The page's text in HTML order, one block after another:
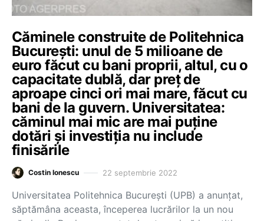
Căminele construite de Politehnica
București: unul de 5 milioane de
euro făcut cu bani proprii, altul, cu o
capacitate dublă, dar preț de
aproape cinci ori mai mare, făcut cu
bani de la guvern. Universitatea:
căminul mai mic are mai puține
dotări și investiția nu include
finisările
Costin Ionescu 22 septembrie 2022
Universitatea Politehnica București (UPB) a anunțat,
săptămâna aceasta, începerea lucrărilor la un nou